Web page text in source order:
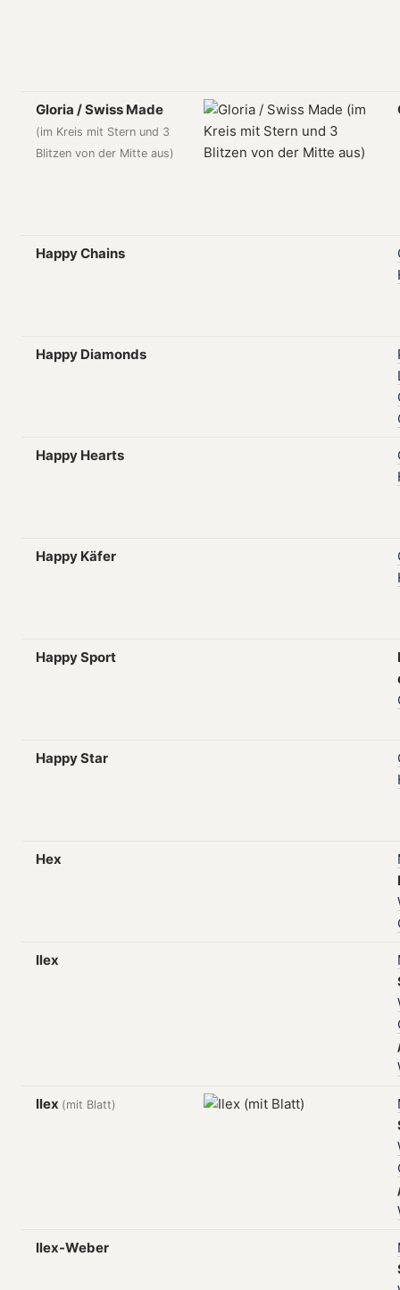
Gloria / Swiss Made
(im Kreis mit Stern und 3
Blitzen von der Mitte aus)
Happy Chains
Happy Diamonds
Happy Hearts
Happy Käfer
Happy Sport
Happy Star
Hex
Ilex
Ilex (mit Blatt)
Ilex-Weber